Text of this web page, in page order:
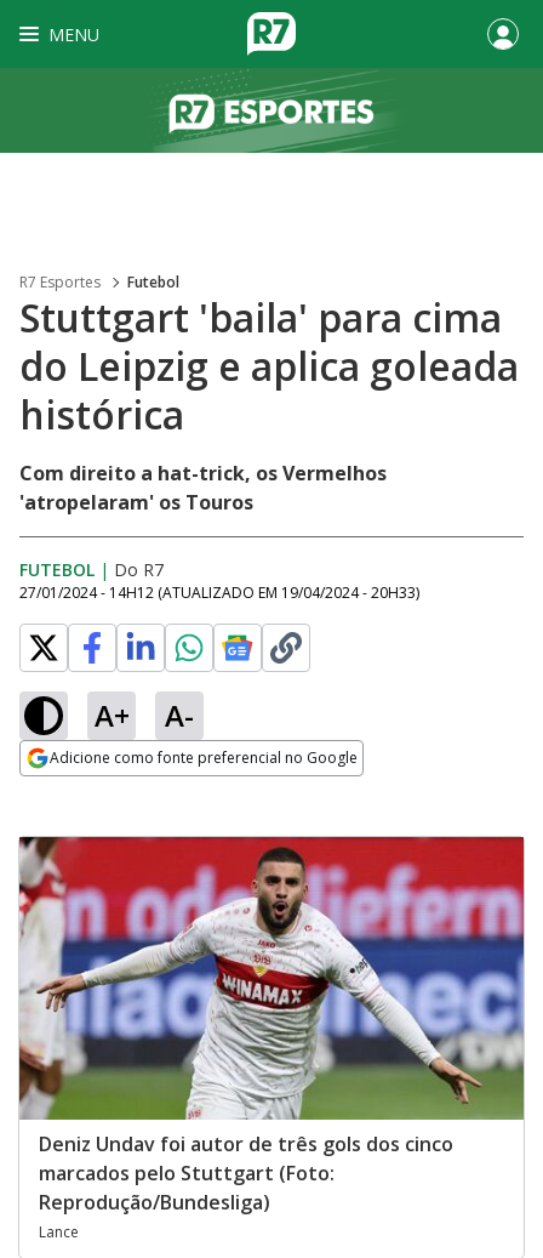
MENU
R7 Esportes Futebol
Stuttgart 'baila' para cima
do Leipzig e aplica goleada
histórica
Com direito a hat-trick, os Vermelhos
'atropelaram' os Touros
FUTEBOL | Do R7
27/01/2024 - 14H12 (ATUALIZADO EM 19/04/2024 - 20H33)
A+ A-
Adicione como fonte preferencial no Google
Deniz Undav foi autor de três gols dos cinco
marcados pelo Stuttgart (Foto:
Reprodução/Bundesliga)
Lance